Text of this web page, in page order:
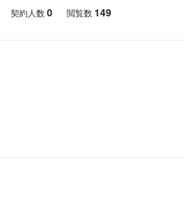
契約人数0 閲覧数 149